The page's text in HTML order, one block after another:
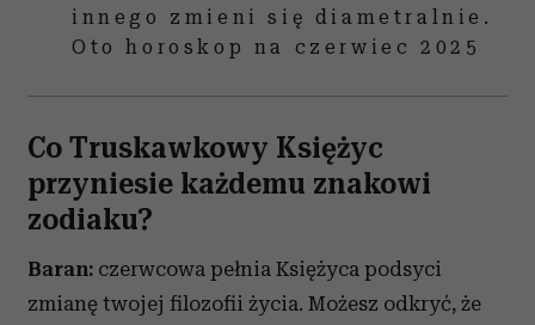
innego zmieni się diametralnie.
Oto horoskop na czerwiec 2025
Co Truskawkowy Księżyc
przyniesie każdemu znakowi
zodiaku?
Baran: czerwcowa pełnia Księżyca podsyci
zmianę twojej filozofii życia. Możesz odkryć, że